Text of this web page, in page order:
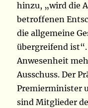
hinzu, „wird die
betroffenen
die allgemeine
übergreifend
Anwesenheit
Ausschuss. Der
Premierminister
sind Mitglieder